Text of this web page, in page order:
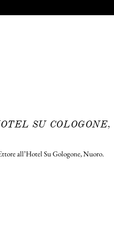
SU COLOGONE,
all’Hotel Su Gologone, Nuoro.